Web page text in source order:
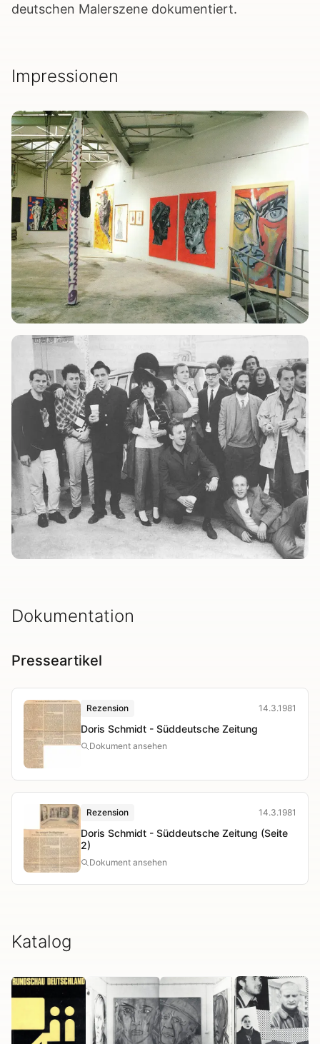
deutschen Malerszene dokumentiert.
Impressionen
Dokumentation
Presseartikel
Rezension 14.3.1981
Doris Schmidt - Süddeutsche Zeitung
Dokument ansehen
Rezension 14.3.1981
Doris Schmidt - Süddeutsche Zeitung (Seite
2)
Dokument ansehen
Katalog